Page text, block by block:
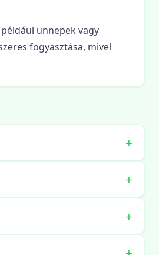
ünnepek vagy
fogyasztása, mivel